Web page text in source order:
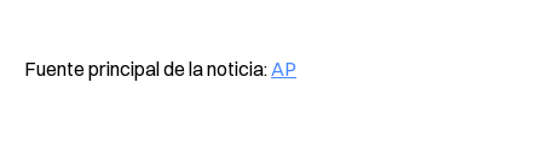
Fuente principal de la noticia: AP